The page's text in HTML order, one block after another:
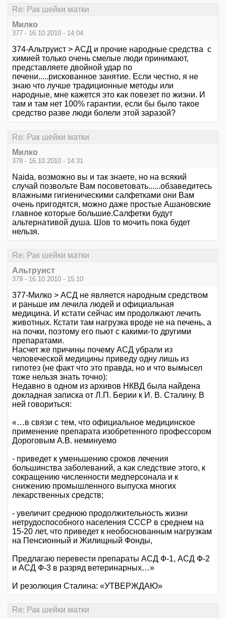
Re: Рак шейки матки
Милко
377 - 16.10.2010 - 14:04
374-Альтруист > АСД и прочие народные средства с
химией только очень смелые люди принимают,
представляете двойной удар по
печени.....рискованное занятие. Если честно, я не
знаю что лучше традиционные методы или
народные, мне кажется это как повезет по жизни. И
там и там нет 100% гарантии, если бы было такое
средство разве люди болели этой заразой?
Re: Рак шейки матки
Милко
378 - 16.10.2010 - 14:31
Naida, возможно вы и так знаете, но на всякий
случай позвольте Вам посоветовать......обзаведитесь
влажными гигиеническими салфетками они Вам
очень пригодятся, можно даже простые Ашановские
главное которые большие.Салфетки будут
альтернативой душа. Шов то мочить пока будет
нельзя.
Re: Рак шейки матки
Альтруист
379 - 16.10.2010 - 15:10
377-Милко > АСД не является народным средством
и раньше им лечила людей и официальная
медицина. И кстати сейчас им продолжают лечить
животных. Кстати там нагрузка вроде не на печень, а
на почки, поэтому его пьют с какими-то другими
препаратами.
Насчет же причины почему АСД убрали из
человеческой медицины приведу одну лишь из
гипотез (не факт что это правда, но и что вымысел
тоже нельзя знать точно):
Недавно в одном из архивов НКВД была найдена
докладная записка от Л.П. Берии к И. В. Сталину. В
ней говориться:
«…в связи с тем, что официальное медицинское
применение препарата изобретенного профессором
Дороговым А.В. неминуемо
- приведет к уменьшению сроков лечения
большинства заболеваний, а как следствие этого, к
сокращению численности медперсонала и к
снижению промышленного выпуска многих
лекарственных средств;
- увеличит среднюю продолжительность жизни
нетрудоспособного населения СССР в среднем на
15-20 лет, что приведет к необоснованным нагрузкам
на Пенсионный и Жилищный Фонды,
Предлагаю перевести препараты АСД Ф-1, АСД Ф-2
и АСД Ф-3 в разряд ветеринарных…»
И резолюция Сталина: «УТВЕРЖДАЮ»
Re: Рак шейки матки